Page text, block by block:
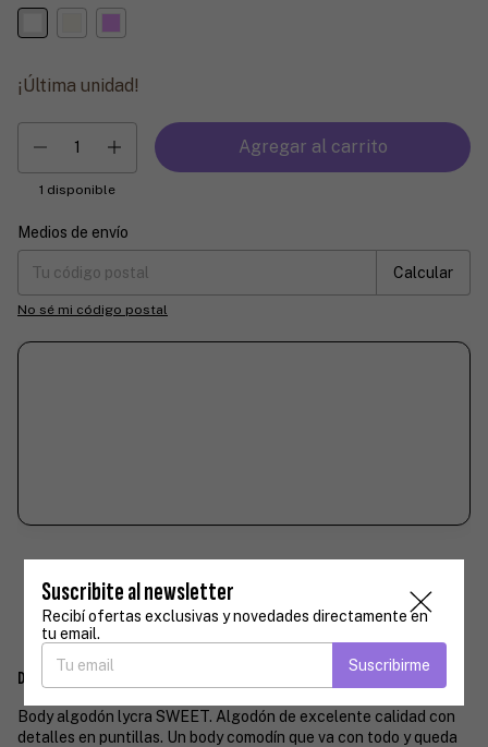
¡Última unidad!
1 disponible
Entregas para el CP:
Medios de envío
Calcular
No sé mi código postal
Descripción
Body algodón lycra SWEET. Algodón de excelente calidad con
detalles en puntillas. Un body comodín que va con todo y queda
Suscribite al newsletter
Recibí ofertas exclusivas y novedades directamente en
tu email.
Suscribirme